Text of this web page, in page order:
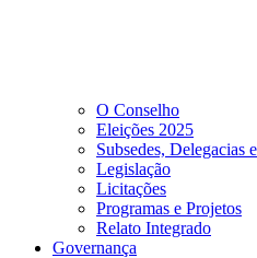
O Conselho
Eleições 2025
Subsedes, Delegacias
Legislação
Licitações
Programas e Projetos
Relato Integrado
Governança